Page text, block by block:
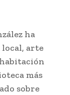
ha
arte
más
sobre